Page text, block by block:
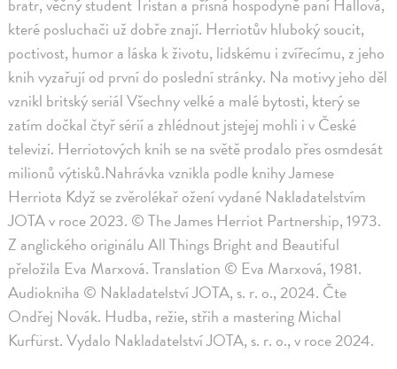
bratr, věčný student Tristan a přísná hospodyně paní Hallová,
které posluchači už dobře znají. Herriotův hluboký soucit,
poctivost, humor a láska k životu, lidskému i zvířecímu, z jeho
knih vyzařují od první do poslední stránky. Na motivy jeho děl
vznikl britský seriál Všechny velké a malé bytosti, který se
zatím dočkal čtyř sérií a zhlédnout jstejej mohli i v České
televizi. Herriotových knih se na světě prodalo přes osmdesát
milionů výtisků.Nahrávka vznikla podle knihy Jamese
Herriota Když se zvěrolékař ožení vydané Nakladatelstvím
JOTA v roce 2023. © The James Herriot Partnership, 1973.
Z anglického originálu All Things Bright and Beautiful
přeložila Eva Marxová. Translation © Eva Marxová, 1981.
Audiokniha © Nakladatelství JOTA, s. r. o., 2024. Čte
Ondřej Novák. Hudba, režie, střih a mastering Michal
Kurfürst. Vydalo Nakladatelství JOTA, s. r. o., v roce 2024.